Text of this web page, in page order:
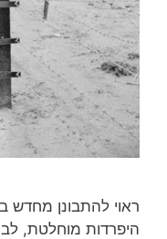
ראוי להתבונן מחדש
היפרדות מוחלטת,